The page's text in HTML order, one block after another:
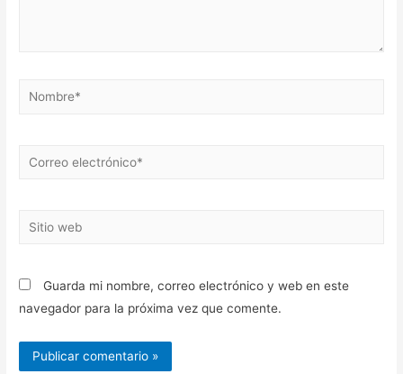
Nombre*
Correo
Sitio
Guarda mi nombre, correo electrónico y web en este
navegador para la próxima vez que comente.